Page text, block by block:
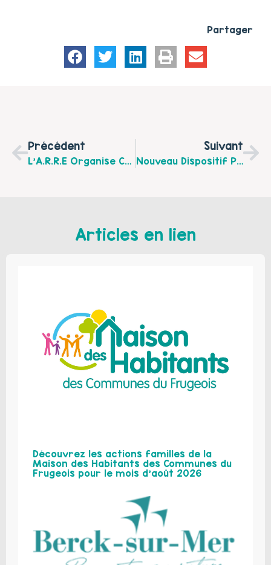
Partager
Précédent
L’A.R.R.E Organise Chaque Mardi Des Soirées Mensuelles
Suivant
Nouveau Dispositif Pour Les Violences Conjugales
Articles en lien
Découvrez les actions familles de la
Maison des Habitants des Communes du
Frugeois pour le mois d’août 2026